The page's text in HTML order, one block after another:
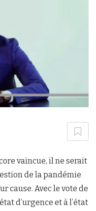
vaincue, il ne serait
de la pandémie
cause. Avec le vote de
d’urgence et à l’état